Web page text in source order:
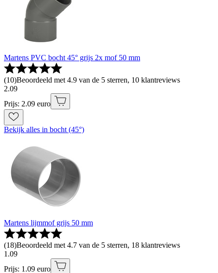
Martens PVC bocht 45° grijs 2x mof 50 mm
(10)Beoordeeld met 4.9 van de 5 sterren, 10 klantreviews
2.09
Prijs: 2.09 euro
Bekijk alles in bocht (45°)
Martens lijmmof grijs 50 mm
(18)Beoordeeld met 4.7 van de 5 sterren, 18 klantreviews
1 .09
Prijs: 1.09 euro